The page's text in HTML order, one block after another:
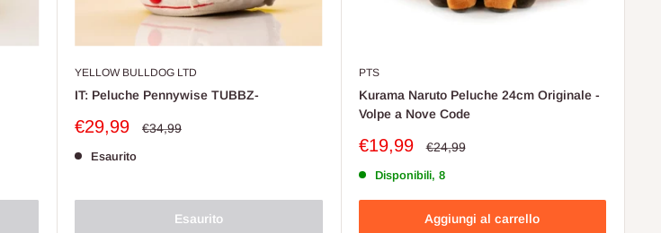
YELLOW BULLDOG LTD
IT: Peluche Pennywise TUBBZ-
Prezzo
€29,99 Prezzo
€34,99
Esaurito
Esaurito
PTS
Kurama Naruto Peluche 24cm Originale -
Volpe a Nove Code
Prezzo
€19,99 Prezzo
€24,99
Disponibili, 8
Aggiungi al carrello